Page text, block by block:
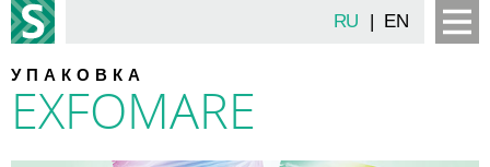
RU | EN
УПАКОВКА
EXFOMARE